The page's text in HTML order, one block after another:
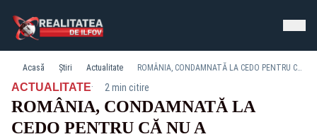
Acasă Știri Actualitate ROMÂNIA, CONDAMNATĂ LA CEDO PENTRU CĂ NU A SANCŢIONAT UN BĂRBAT CARE A PUBLICAT FOTOGRAFII INTIME CU FOSTA PARTENERĂ
ACTUALITATE· 2 min citire
ROMÂNIA, CONDAMNATĂ LA
CEDO PENTRU CĂ NU A